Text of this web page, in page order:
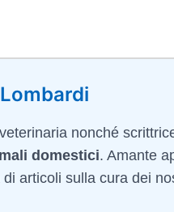
nonché
domestici. Amante
articoli sulla cura dei